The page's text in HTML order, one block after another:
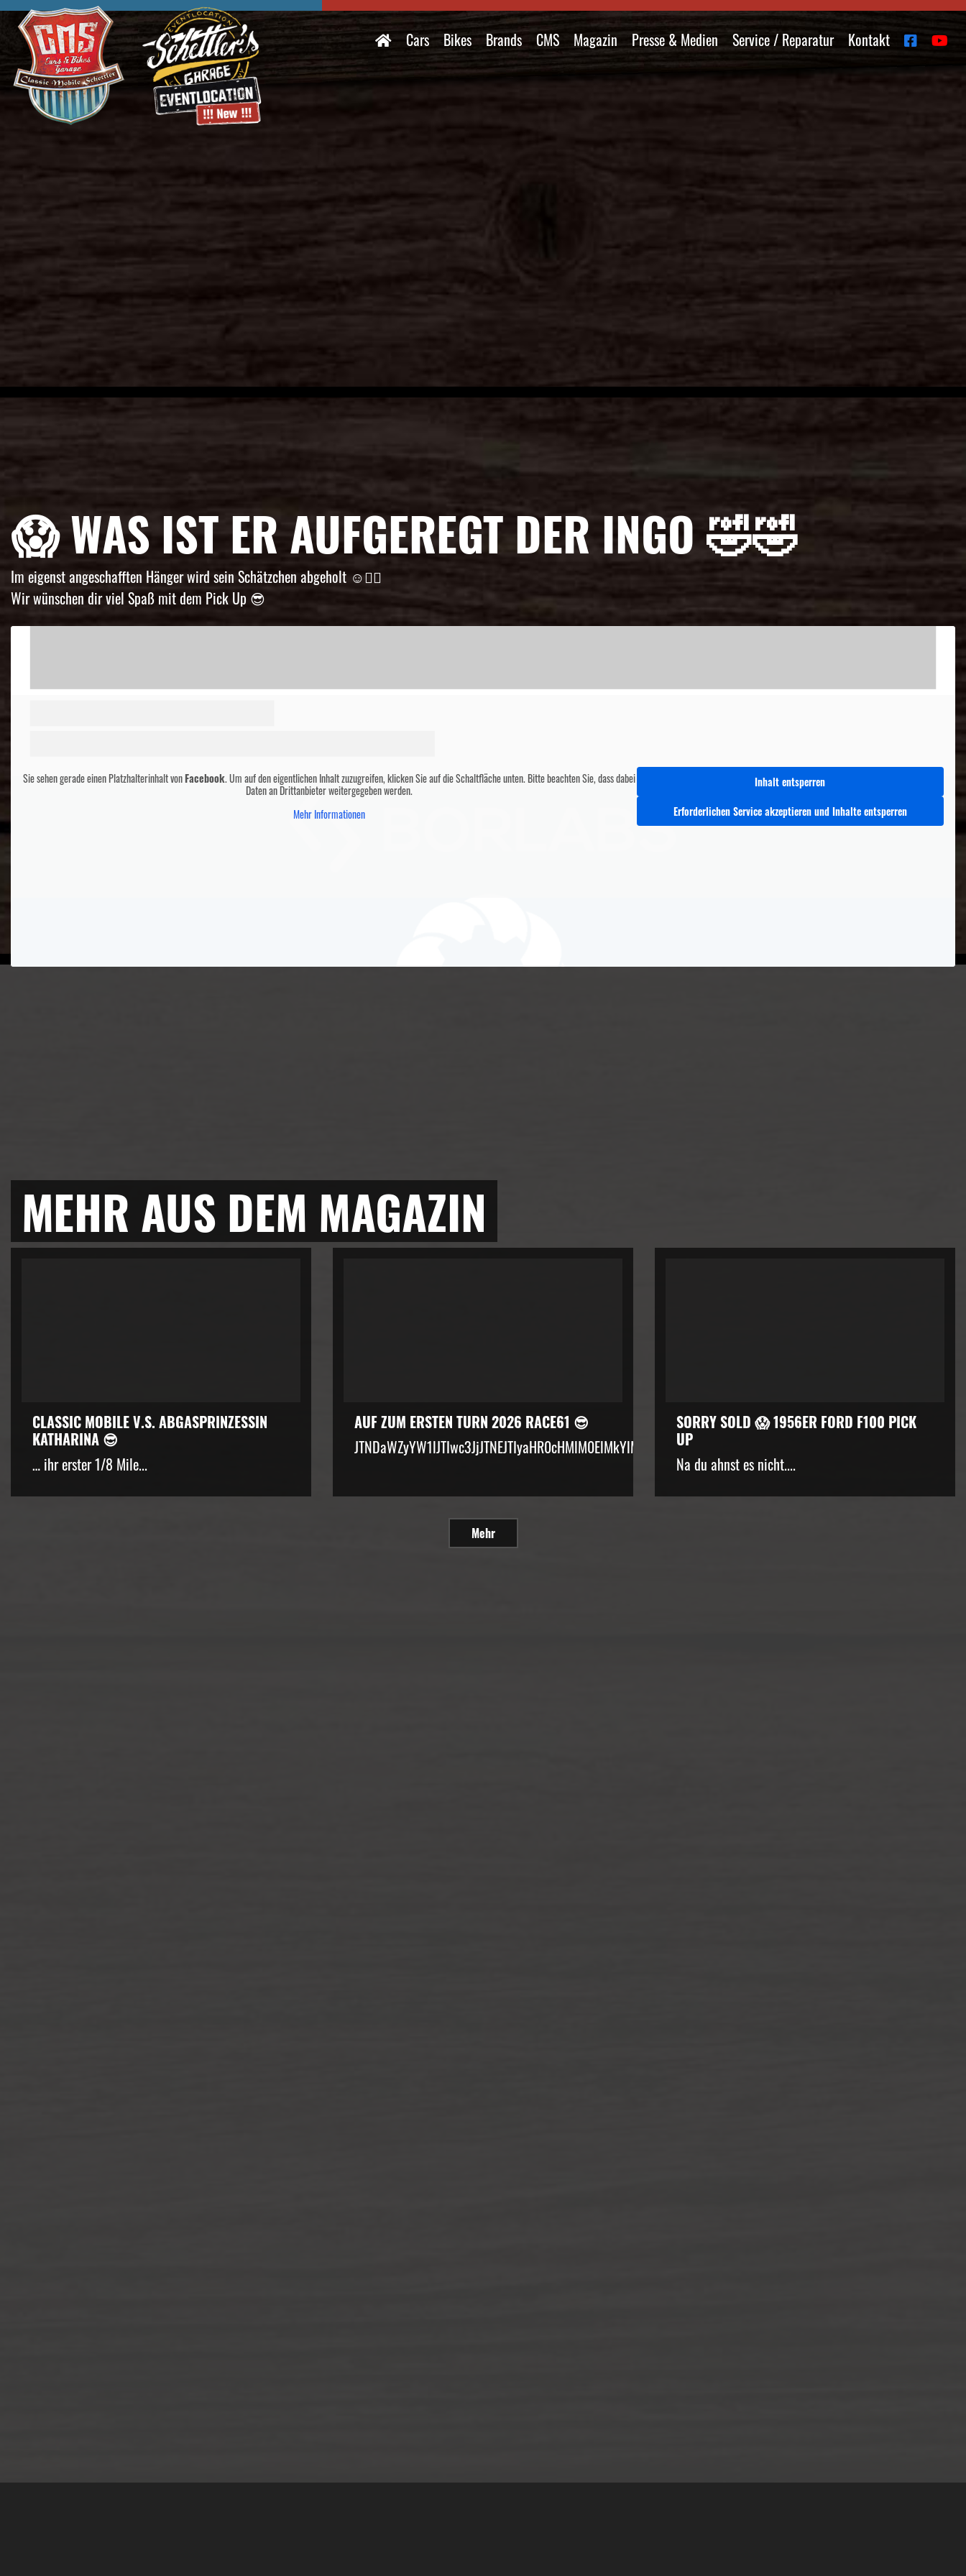
😱 WAS IST ER AUFGEREGT DER INGO 🤣🤣
Im eigenst angeschafften Hänger wird sein Schätzchen abgeholt ☺️👌🏼
Wir wünschen dir viel Spaß mit dem Pick Up 😎
Sie sehen gerade einen Platzhalterinhalt vonFacebook. Um auf den eigentlichen Inhalt zuzugreifen, klicken Sie auf die Schaltfläche unten. Bitte beachten Sie, dass dabei
Daten an Drittanbieter weitergegeben werden.
Mehr Informationen
Inhalt entsperren
Erforderlichen Service akzeptieren und Inhalte entsperren
MEHR AUS DEM MAGAZIN
CLASSIC MOBILE V.S. ABGASPRINZESSIN
KATHARINA 😎
… ihr erster 1/8 Mile...
AUF ZUM ERSTEN TURN 2026 RACE61 😎
SORRY SOLD 😱 1956ER FORD F100 PICK
UP
Na du ahnst es nicht....
Mehr
Cars Bikes Brands CMS Magazin Presse & Medien Service / Reparatur Kontakt